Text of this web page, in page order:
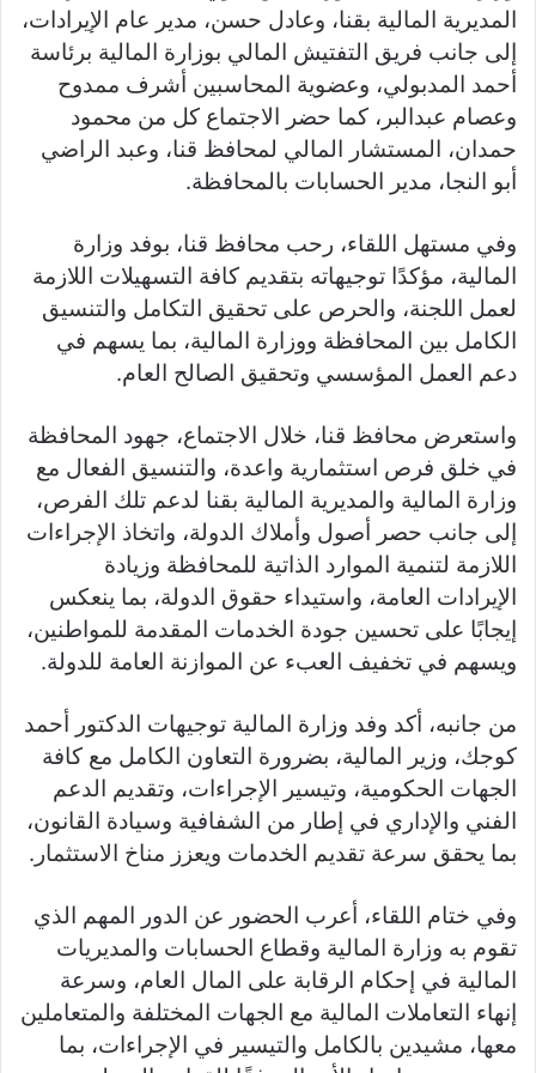
o
o
k
p
p
n
g
er
n
k
m
e
المديرية المالية بقنا، وعادل حسن، مدير عام الإيرادات،
إلى جانب فريق التفتيش المالي بوزارة المالية برئاسة
أحمد المدبولي، وعضوية المحاسبين أشرف ممدوح
وعصام عبدالبر، كما حضر الاجتماع كل من محمود
حمدان، المستشار المالي لمحافظ قنا، وعبد الراضي
أبو النجا، مدير الحسابات بالمحافظة.
وفي مستهل اللقاء، رحب محافظ قنا، بوفد وزارة
المالية، مؤكدًا توجيهاته بتقديم كافة التسهيلات اللازمة
لعمل اللجنة، والحرص على تحقيق التكامل والتنسيق
الكامل بين المحافظة ووزارة المالية، بما يسهم في
دعم العمل المؤسسي وتحقيق الصالح العام.
واستعرض محافظ قنا، خلال الاجتماع، جهود المحافظة
في خلق فرص استثمارية واعدة، والتنسيق الفعال مع
وزارة المالية والمديرية المالية بقنا لدعم تلك الفرص،
إلى جانب حصر أصول وأملاك الدولة، واتخاذ الإجراءات
اللازمة لتنمية الموارد الذاتية للمحافظة وزيادة
الإيرادات العامة، واستيداء حقوق الدولة، بما ينعكس
إيجابًا على تحسين جودة الخدمات المقدمة للمواطنين،
ويسهم في تخفيف العبء عن الموازنة العامة للدولة.
من جانبه، أكد وفد وزارة المالية توجيهات الدكتور أحمد
كوجك، وزير المالية، بضرورة التعاون الكامل مع كافة
الجهات الحكومية، وتيسير الإجراءات، وتقديم الدعم
الفني والإداري في إطار من الشفافية وسيادة القانون،
بما يحقق سرعة تقديم الخدمات ويعزز مناخ الاستثمار.
وفي ختام اللقاء، أعرب الحضور عن الدور المهم الذي
تقوم به وزارة المالية وقطاع الحسابات والمديريات
المالية في إحكام الرقابة على المال العام، وسرعة
إنهاء التعاملات المالية مع الجهات المختلفة والمتعاملين
معها، مشيدين بالكامل والتيسير في الإجراءات، بما